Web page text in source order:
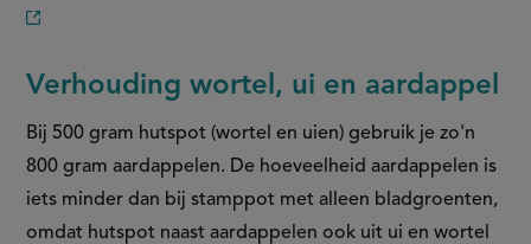
(externe
Verhouding wortel, ui en aardappel
Bij 500 gram hutspot (wortel en uien) gebruik je zo'n
800 gram aardappelen. De hoeveelheid aardappelen is
iets minder dan bij stamppot met alleen bladgroenten,
omdat hutspot naast aardappelen ook uit ui en wortel